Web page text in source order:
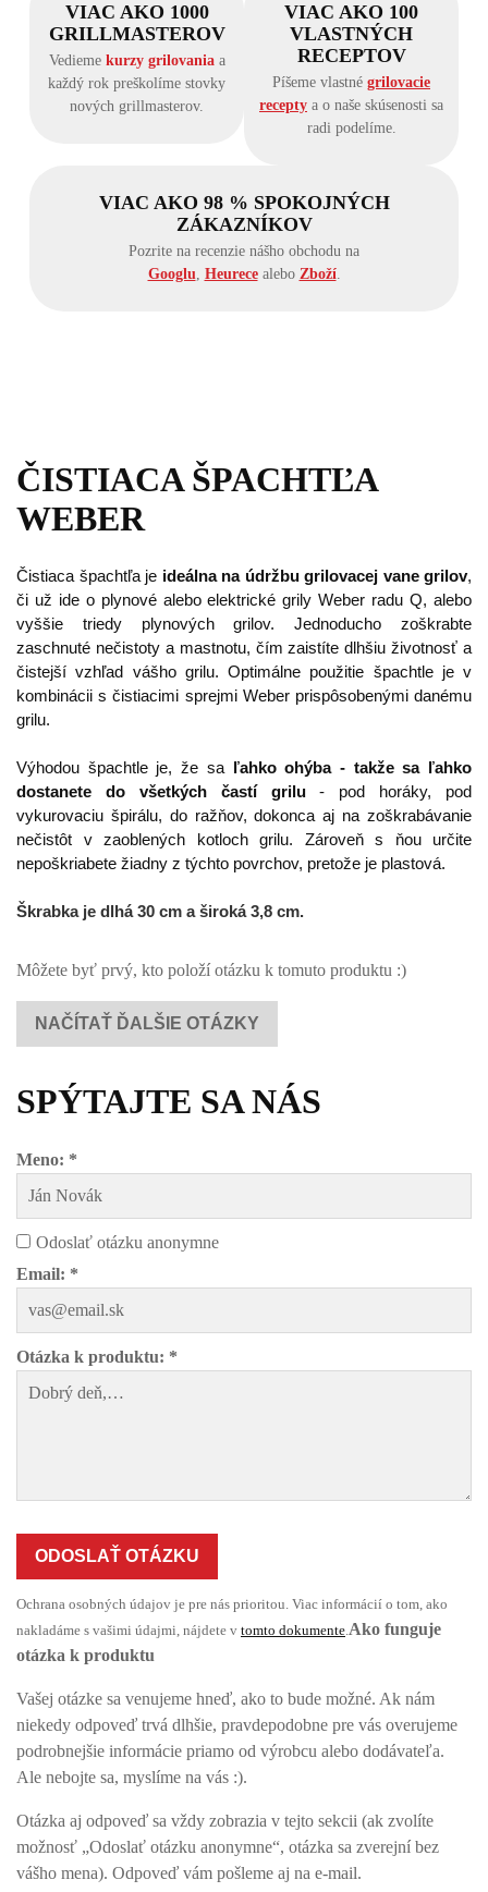
VIAC AKO 1000
GRILLMASTEROV
Vedieme kurzy grilovaniaa
každý rok preškolíme stovky
nových grillmasterov.
VIAC AKO 100
VLASTNÝCH
RECEPTOV
Píšeme vlastné grilovacie
recepty a o naše skúsenosti sa
radi podelíme.
VIAC AKO 98 % SPOKOJNÝCH
ZÁKAZNÍKOV
Pozrite na recenzie nášho obchodu na
Googlu, Heurecealebo Zboží.
ČISTIACA ŠPACHTĽA
WEBER
Čistiaca špachtľa je ideálna na údržbu grilovacej vane grilov,
či už ide o plynové alebo elektrické grily Weber radu Q, alebo
vyššie triedy plynových grilov. Jednoducho zoškrabte
zaschnuté nečistoty a mastnotu, čím zaistíte dlhšiu životnosť a
čistejší vzhľad vášho grilu. Optimálne použitie špachtle je v
kombinácii s čistiacimi sprejmi Weber prispôsobenými danému
grilu.
Výhodou špachtle je, že sa ľahko ohýba - takže sa ľahko
dostanete do všetkých častí grilu- pod horáky, pod
vykurovaciu špirálu, do ražňov, dokonca aj na zoškrabávanie
nečistôt v zaoblených kotloch grilu. Zároveň s ňou určite
nepoškriabete žiadny z týchto povrchov, pretože je plastová.
Škrabka je dlhá 30 cm a široká 3,8 cm.
Môžete byť prvý, kto položí otázku k tomuto produktu :)
NAČÍTAŤ ĎALŠIE OTÁZKY
SPÝTAJTE SA NÁS
Meno: *
Odoslať otázku anonymne
Email: *
Otázka k produktu: *
ODOSLAŤ OTÁZKU
Ochrana osobných údajov je pre nás prioritou. Viac informácií o tom, ako
nakladáme s vašimi údajmi, nájdete v tomto dokumente.Ako funguje
otázka k produktu
Vašej otázke sa venujeme hneď, ako to bude možné. Ak nám
niekedy odpoveď trvá dlhšie, pravdepodobne pre vás overujeme
podrobnejšie informácie priamo od výrobcu alebo dodávateľa.
Ale nebojte sa, myslíme na vás :).
Otázka aj odpoveď sa vždy zobrazia v tejto sekcii (ak zvolíte
možnosť „Odoslať otázku anonymne“, otázka sa zverejní bez
vášho mena). Odpoveď vám pošleme aj na e-mail.